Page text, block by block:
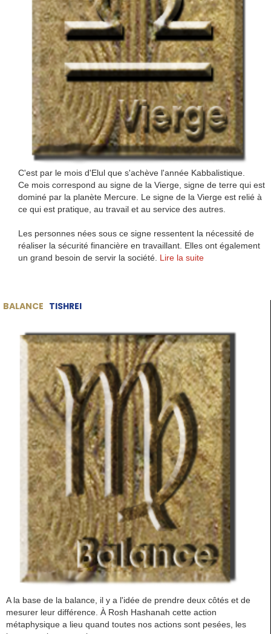
C'est par le mois d'Elul que s'achève l'année Kabbalistique.
Ce mois correspond au signe de la Vierge, signe de terre qui est
dominé par la planète Mercure. Le signe de la Vierge est relié à
ce qui est pratique, au travail et au service des autres.
Les personnes nées sous ce signe ressentent la nécessité de
réaliser la sécurité financière en travaillant. Elles ont également
un grand besoin de servir la société. Lire la suite
BALANCE TISHREI
A la base de la balance, il y a l'idée de prendre deux côtés et de
mesurer leur différence. À Rosh Hashanah cette action
métaphysique a lieu quand toutes nos actions sont pesées, les